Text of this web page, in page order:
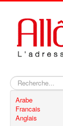
Rechercher
Arabe
Francais
Anglais